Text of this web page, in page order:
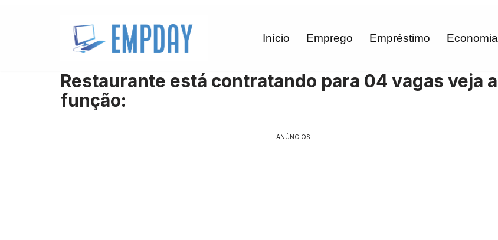
Início Emprego Empréstimo Economia
Restaurante está contratando para 04 vagas veja a
função:
ANÚNCIOS